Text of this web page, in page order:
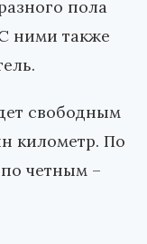
пола
ними также
свободным
километр. По
четным –